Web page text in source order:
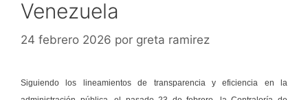
Venezuela
24 febrero 2026 por greta ramirez
Siguiendo los lineamientos de transparencia y eficiencia en la